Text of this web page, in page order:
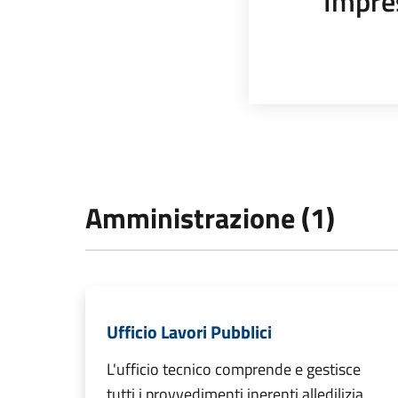
Amministrazione (1)
Ufficio Lavori Pubblici
L'ufficio tecnico comprende e gestisce